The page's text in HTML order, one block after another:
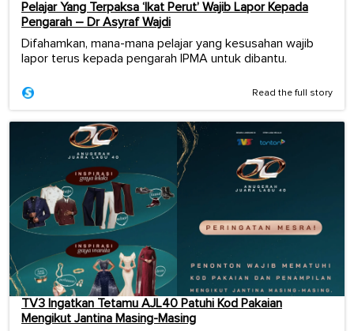
Pelajar Yang Terpaksa ‘Ikat Perut’ Wajib Lapor Kepada
Pengarah – Dr Asyraf Wajdi
Difahamkan, mana-mana pelajar yang kesusahan wajib
lapor terus kepada pengarah IPMA untuk dibantu.
Read the full story
TV3 Ingatkan Tetamu AJL40 Patuhi Kod Pakaian
Mengikut Jantina Masing-Masing